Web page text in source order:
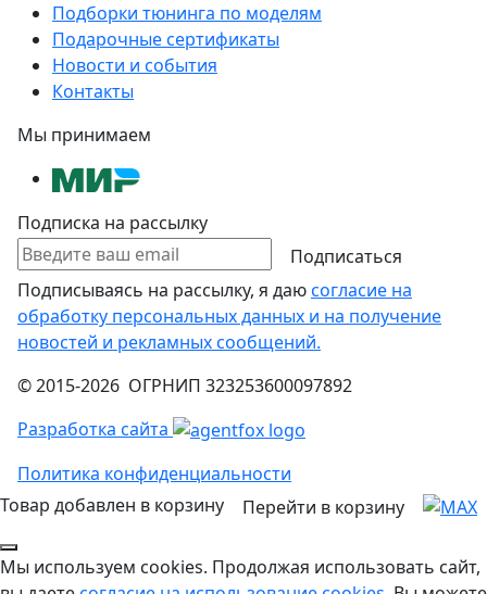
Подборки тюнинга по моделям
Подарочные сертификаты
Новости и события
Контакты
Мы принимаем
Подписка на рассылку
Подписаться
Подписываясь на рассылку, я даюсогласие на
обработку персональных данных и на получение
новостей и рекламных сообщений.
© 2015-2026 ОГРНИП 323253600097892
Разработка сайта
Политика конфиденциальности
Товар добавлен в корзину
Перейти в корзину
Мы используем cookies. Продолжая использовать сайт,